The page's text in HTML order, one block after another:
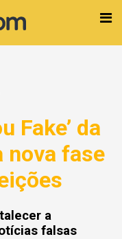
Fake’ da
nova fase
a
falsas